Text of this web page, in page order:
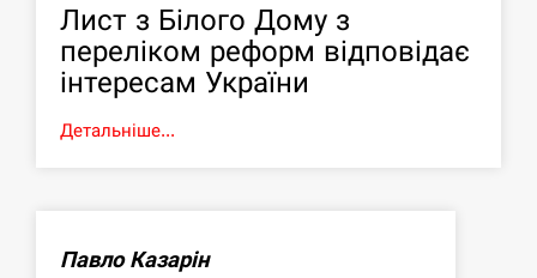
Лист з Білого Дому з
переліком реформ відповідає
інтересам України
Детальніше...
Павло Казарін